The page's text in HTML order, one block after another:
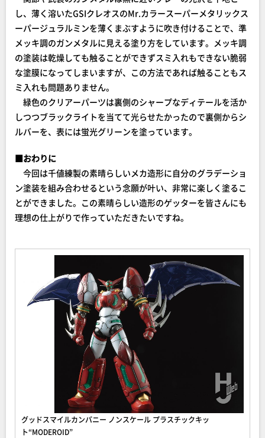
し、薄く溶いたGSIクレオスのMr.カラースーパーメタリックス
ーパージュラルミンを薄くまぶすように吹き付けることで、準
メッキ調のガンメタルに見える塗り方をしています。メッキ調
の塗装は乾燥しても触ることができずスミ入れもできない脆弱
な塗膜になってしまいますが、この方法であれば触ることもス
ミ入れも問題ありません。
緑色のクリアーパーツは裏側のシャープなディテールを活か
しつつブラックライトを当てて光らせたかったので裏側からシ
ルバーを、表には蛍光グリーンを塗っています。
■おわりに
今回は千値練製の素晴らしいメカ造形に自分のグラデーショ
ン塗装を組み合わせるという念願が叶い、非常に楽しく塗るこ
とができました。この素晴らしい造形のゲッターを皆さんにも
理想の仕上がりで作っていただきたいですね。
グッドスマイルカンパニー ノンスケール プラスチックキッ
ト“MODEROID”